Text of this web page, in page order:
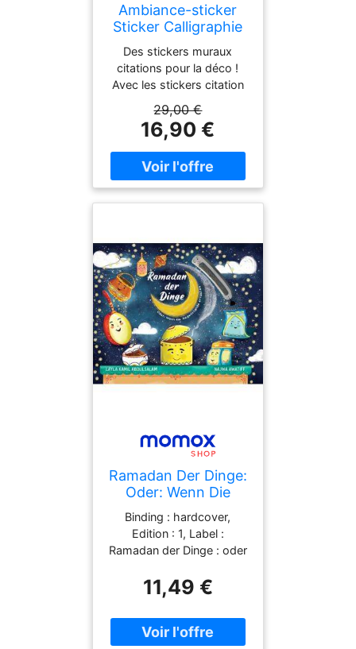
Ambiance-sticker
Sticker Calligraphie
arabe RAMADAN
Des stickers muraux
citations pour la déco !
Avec les stickers citation
arabe RAMADAN , vous
pourrez enfin décorer
l'intérieur de votre cuisine
à votre guise avec leur
aide ! Où coller cet
autocollant déco ? Ces
seront parfait pour les
29,00 €
16,90 €
Ramadan Der Dinge:
Oder: Wenn Die
Gegenstände
Erzählen
Binding : hardcover,
Edition : 1, Label :
Ramadan der Dinge : oder
erzählen, Format :
picture_book, medium :
hardcover,
publicationDate : 2022-
11,49 €